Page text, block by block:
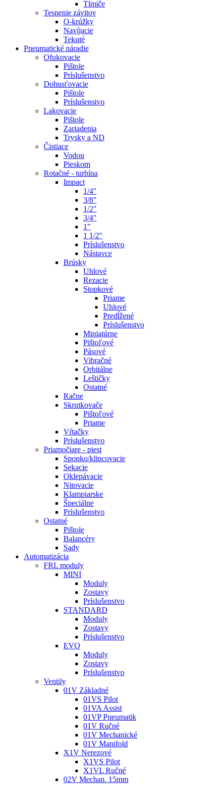
Tlmiče
Tesnenie závitov
O-krúžky
Navíjacie
Tekuté
Pneumatické náradie
Ofukovacie
Pištole
Príslušenstvo
Dohusťovacie
Pištole
Príslušenstvo
Lakovacie
Pištole
Zariadenia
Trysky a ND
Čistiace
Vodou
Pieskom
Rotačné - turbína
Impact
1/4"
3/8"
1/2"
3/4"
1"
1 1/2"
Príslušenstvo
Nástavce
Brúsky
Uhlové
Rezacie
Stopkové
Priame
Uhlové
Predĺžené
Príslušenstvo
Miniatúrne
Pištoľové
Pásové
Vibračné
Orbitálne
Leštičky
Ostatné
Račne
Skrutkovače
Pištoľové
Priame
Vŕtačky
Príslušenstvo
Priamočiare - piest
Sponko/klincovacie
Sekacie
Oklepávacie
Nitovacie
Klampiarske
Špeciálne
Príslušenstvo
Ostatné
Pištole
Balancéry
Sady
Automatizácia
FRL moduly
MINI
Moduly
Zostavy
Príslušenstvo
STANDARD
Moduly
Zostavy
Príslušenstvo
EVO
Moduly
Zostavy
Príslušenstvo
Ventily
01V Základné
01VS Pilot
01VA Assist
01VP Pneumatik
01V Ručné
01V Mechanické
01V Manifold
X1V Nerezové
X1VS Pilot
X1VL Ručné
02V Mechan. 15mm